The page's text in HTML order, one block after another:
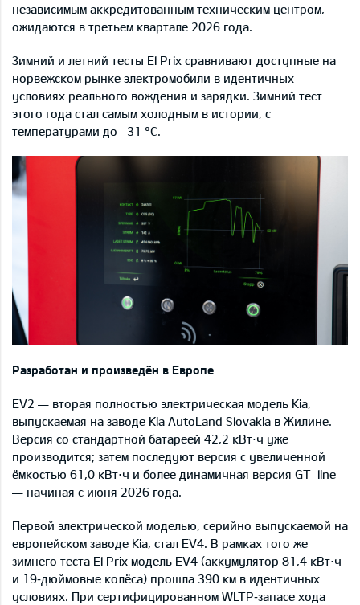
независимым аккредитованным техническим центром,
ожидаются в третьем квартале 2026 года.
Зимний и летний тесты El Prix сравнивают доступные на
норвежском рынке электромобили в идентичных
условиях реального вождения и зарядки. Зимний тест
этого года стал самым холодным в истории, с
температурами до –31 °C.
Разработан и произведён в Европе
EV2 — вторая полностью электрическая модель Kia,
выпускаемая на заводе Kia AutoLand Slovakia в Жилине.
Версия со стандартной батареей 42,2 кВт⋅ч уже
производится; затем последуют версия с увеличенной
ёмкостью 61,0 кВт⋅ч и более динамичная версия GT-line
— начиная с июня 2026 года.
Первой электрической моделью, серийно выпускаемой на
европейском заводе Kia, стал EV4. В рамках того же
зимнего теста El Prix модель EV4 (аккумулятор 81,4 кВт⋅ч
и 19‑дюймовые колёса) прошла 390 км в идентичных
условиях. При сертифицированном WLTP‑запасе хода